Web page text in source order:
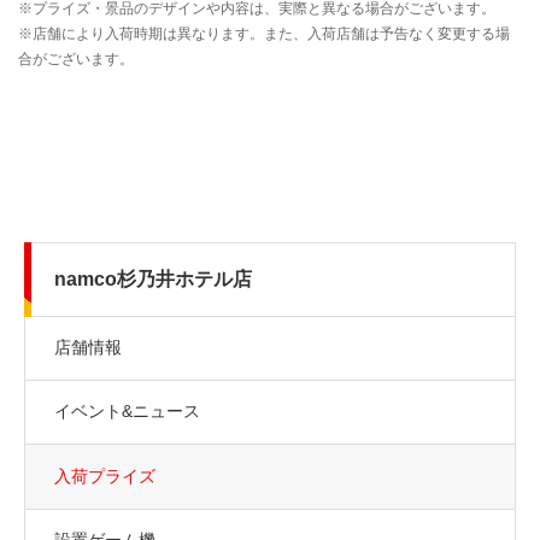
namco杉乃井ホテル店
店舗情報
イベント&ニュース
入荷プライズ